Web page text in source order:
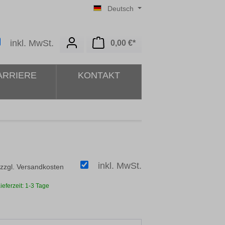
Deutsch
inkl. MwSt. 0,00 €*Warenkorb enthält 0
KONTAKT
inkl. MwSt.
Versandkosten
1-3 Tage